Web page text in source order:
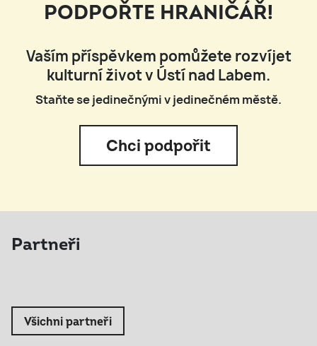
PODPOŘTE HRANIČÁŘ!
Vaším příspěvkem pomůžete rozvíjet
kulturní život v Ústí nad Labem.
Staňte se jedinečnými v jedinečném městě.
Chci podpořit
Partneři
Všichni partneři